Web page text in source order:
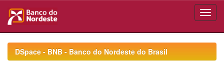
navigationDSpace - BNB - Banco do Nordeste do Brasil